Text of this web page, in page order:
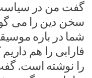
گفت من در
سخن دین را می
شما در باره
فارابی را هم
را نوشته است.